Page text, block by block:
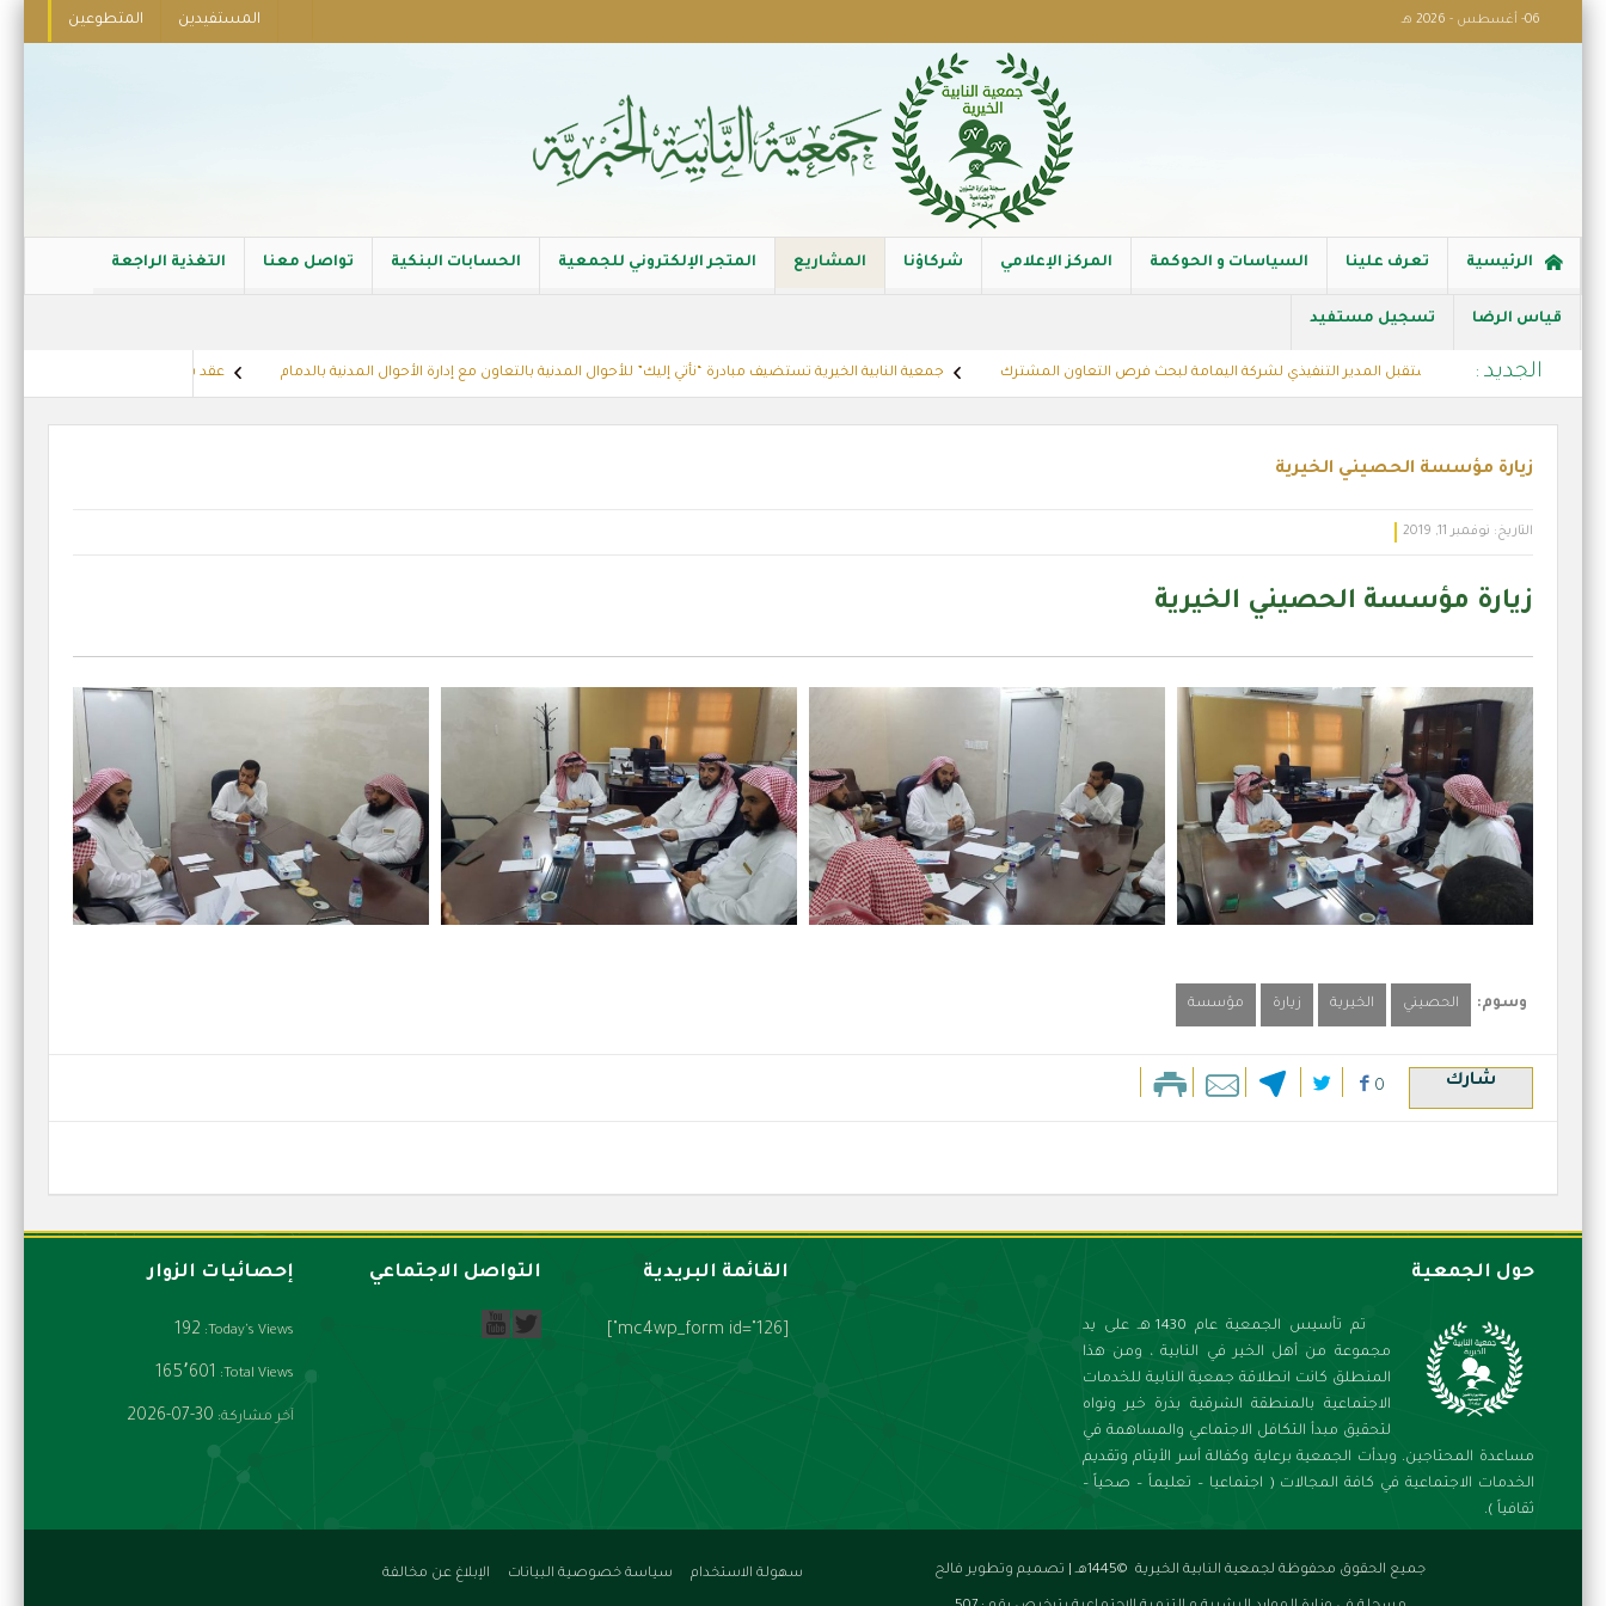
06- أغسطس - 2026 هـ المستفيدين المتطوعين
الرئيسية تعرف علينا السياسات و الحوكمة المركز الإعلامي شركاؤنا المشاريع المتجر الإلكتروني للجمعية الحسابات البنكية تواصل معنا التغذية الراجعة
قياس الرضا تسجيل مستفيد
الجديد :
جمعية النابية الخيرية تستقبل المدير التنفيذي لشركة اليمامة لبحث فرص التعاون المشترك جمعية النابية الخيرية تستضيف مبادرة “نأتي إليك” للأحوال المدنية بالتعاون مع إدارة الأحوال المدنية بالدمام عقد شراكة مع الشركة العربية للجلفنة
زيارة مؤسسة الحصيني الخيرية
التاريخ: نوفمبر 11, 2019
زيارة مؤسسة الحصيني الخيرية
وسوم: الحصيني الخيرية زيارة مؤسسة
شارك 0
حول الجمعية
تم تأسيس الجمعية عام 1430 هـ على يد
مجموعة من أهل الخير في النابية ، ومن هذا
المنطلق كانت انطلاقة جمعية النابية للخدمات
الاجتماعية بالمنطقة الشرقية بذرة خير ونواه
لتحقيق مبدأ التكافل الاجتماعي والمساهمة في
مساعدة المحتاجين. وبدأت الجمعية برعاية وكفالة أسر الأيتام وتقديم
الخدمات الاجتماعية في كافة المجالات ( اجتماعيا – تعليماً – صحياً –
ثقافياً ).
القائمة البريدية التواصل الاجتماعي إحصائيات الزوار
Today's Views:
192
Total Views: 165٬601
آخر مشاركة: 2026-07-30
سهولة الاستخدام سياسة خصوصية البيانات الإبلاغ عن مخالفة جميع الحقوق محفوظة لجمعية النابية الخيرية ©1445هـ | تصميم وتطوير فالح